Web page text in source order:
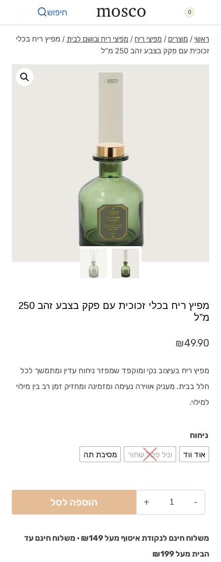
0 חיפוש
ראשי / מוצרים / מפיצי ריח / מפיצי ריח ובושם לבית / מפיץ ריח בכלי
זכוכית עם פקק בצבע זהב 250 מ”ל
מפיץ ריח בכלי זכוכית עם פקק בצבע זהב 250
מ”ל
₪49.90
מפיץ ריח בעיצוב נקי ומוקפד שמפזר ניחוח עדין ומתמשך לכל
חלל בבית. מעניק אווירה נעימה ומזמינה ומחזיק זמן רב בין מילוי
למילוי.
ניחוח
אוד ווד וניל פטל שחור מסיבת תה
הוספה לסל
משלוח חינם לנקודת איסוף מעל ₪149 · משלוח חינם עד
הבית מעל ₪199